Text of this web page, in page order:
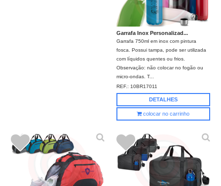
Garrafa Inox Personalizad...
Garrafa 750ml em inox com pintura
fosca. Possui tampa, pode ser utilizada
com líquidos quentes ou frios.
Observação: não colocar no fogão ou
micro-ondas. T...
REF.:10BR17011
DETALHES
colocar no carrinho